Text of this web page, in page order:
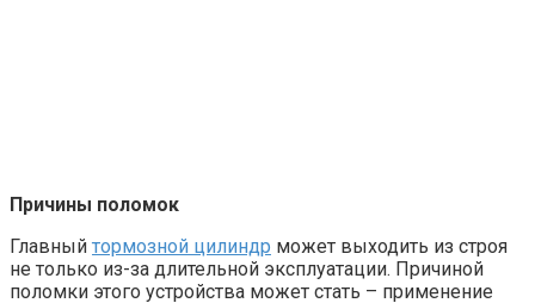
Причины поломок
Главный тормозной цилиндр может выходить из строя
не только из-за длительной эксплуатации. Причиной
поломки этого устройства может стать – применение